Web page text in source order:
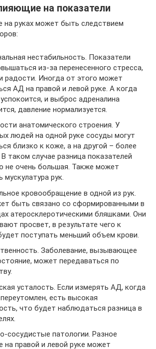
на показатели
на руках может быть следствием
нестабильность. Показатели
из-за перенесенного стресса,
радости. Иногда от этого может
АД на правой и левой руке. А когда
и выброс адреналина
давление нормализуется.
анатомического строения. У
людей на одной руке сосуды могут
близко к коже, а на другой – более
В таком случае разница показателей
не очень большая. Также может
мускулатура рук.
кровообращение в одной из рук.
быть связано со сформированными в
атеросклеротическими бляшками. Они
просвет, в результате чего к
поступать меньший объем крови.
Заболевание, вызывающее
может передаваться по
усталость. Если измерять АД, когда
есть высокая
что будет наблюдаться разница в
сосудистые патологии. Разное
на правой и левой руке может